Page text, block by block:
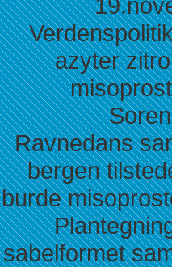
azyter
Ravnedans
bergen
burde
sabelformet